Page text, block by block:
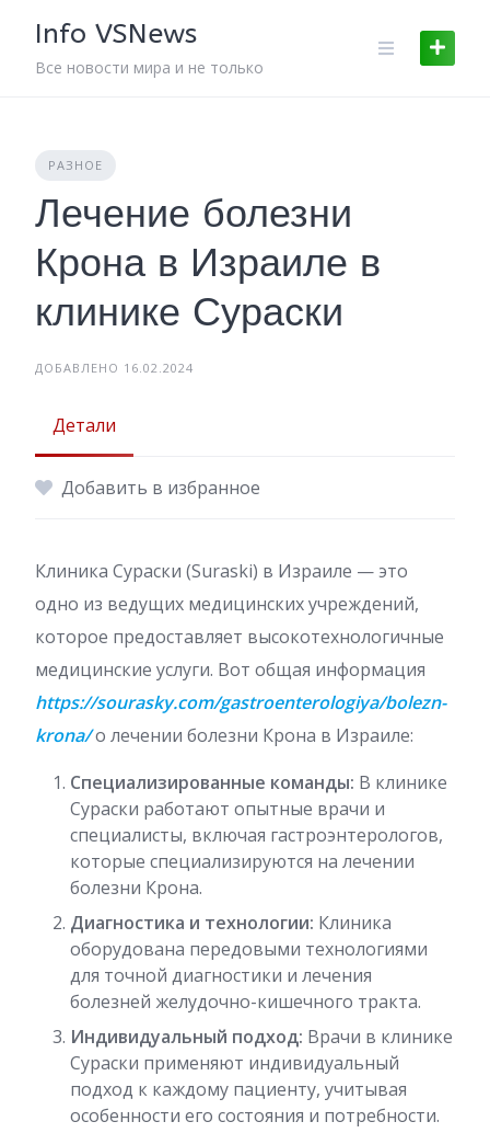
content
Info VSNews
Все новости мира и не только
РАЗНОЕ
Лечение болезни
Крона в Израиле в
клинике Сураски
ДОБАВЛЕНО 16.02.2024
Детали
Добавить в избранное
Клиника Сураски (Suraski) в Израиле — это
одно из ведущих медицинских учреждений,
которое предоставляет высокотехнологичные
медицинские услуги. Вот общая информация
https://sourasky.com/gastroenterologiya/bolezn-
krona/о лечении болезни Крона в Израиле:
Специализированные команды: В клинике
Сураски работают опытные врачи и
специалисты, включая гастроэнтерологов,
которые специализируются на лечении
болезни Крона.
Диагностика и технологии: Клиника
оборудована передовыми технологиями
для точной диагностики и лечения
болезней желудочно-кишечного тракта.
Индивидуальный подход: Врачи в клинике
Сураски применяют индивидуальный
подход к каждому пациенту, учитывая
особенности его состояния и потребности.